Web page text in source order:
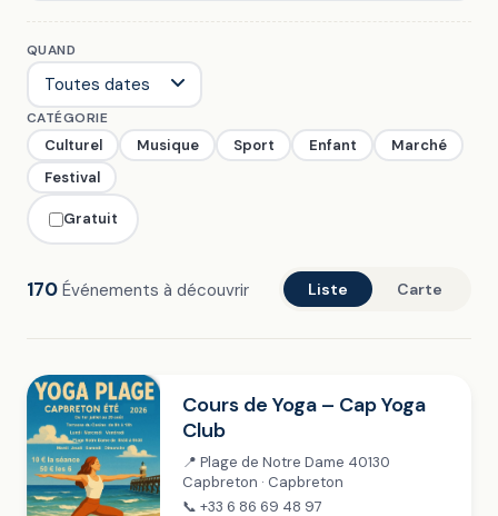
QUAND
CATÉGORIE
Culturel Musique Sport Enfant
Marché
Festival
Gratuit
170 Événements à découvrir Liste Carte
Cours de Yoga – Cap Yoga
Club
📍 Plage de Notre Dame 40130
Capbreton · Capbreton
📞 +33 6 86 69 48 97